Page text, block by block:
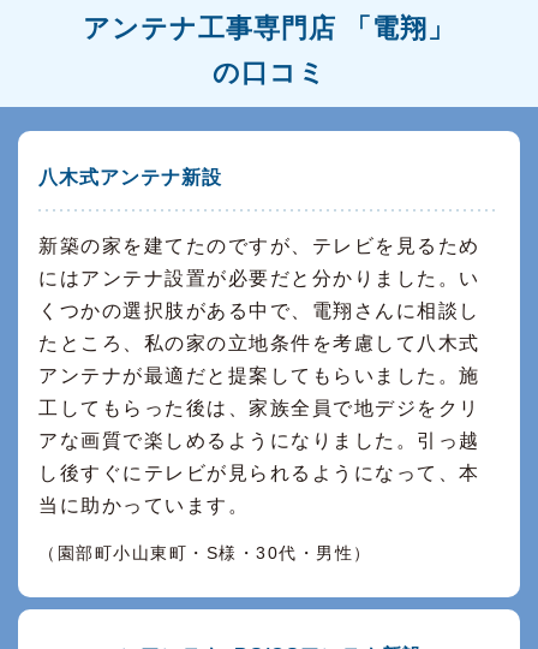
アンテナ工事専門店 「電翔」
の口コミ
八木式アンテナ新設
新築の家を建てたのですが、テレビを見るため
にはアンテナ設置が必要だと分かりました。い
くつかの選択肢がある中で、電翔さんに相談し
たところ、私の家の立地条件を考慮して八木式
アンテナが最適だと提案してもらいました。施
工してもらった後は、家族全員で地デジをクリ
アな画質で楽しめるようになりました。引っ越
し後すぐにテレビが見られるようになって、本
当に助かっています。
（園部町小山東町・S様・30代・男性）